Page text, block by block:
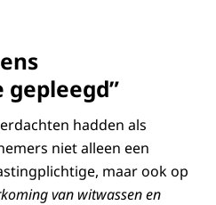
hadden als
niet alleen een
maar ook op
van witwassen en